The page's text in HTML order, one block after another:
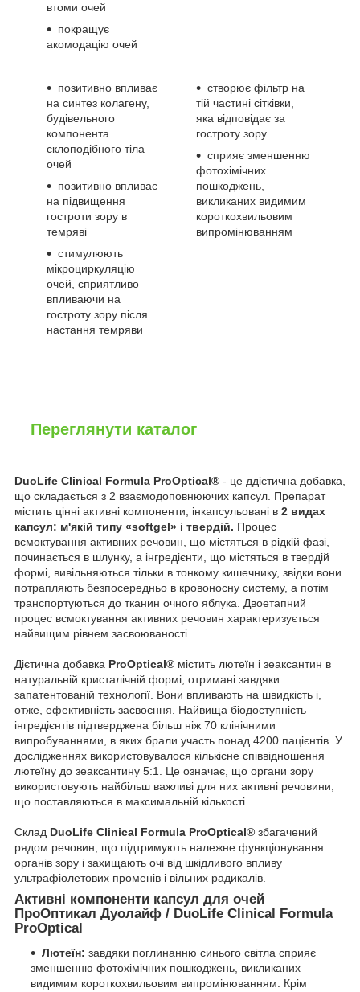
втоми очей
покращує
акомодацію очей
позитивно впливає
на синтез колагену,
будівельного
компонента
склоподібного тіла
очей
позитивно впливає
на підвищення
гостроти зору в
темряві
стимулюють
мікроциркуляцію
очей, сприятливо
впливаючи на
гостроту зору після
настання темряви
створює фільтр на
тій частині сітківки,
яка відповідає за
гостроту зору
сприяє зменшенню
фотохімічних
пошкоджень,
викликаних видимим
короткохвильовим
випромінюванням
Переглянути каталог
DuoLife Clinical Formula ProOptical® - це ддієтична добавка,
що складається з 2 взаємодоповнюючих капсул. Препарат
містить цінні активні компоненти, інкапсульовані в 2 видах
капсул: м'якій типу «softgel» і твердій. Процес
всмоктування активних речовин, що містяться в рідкій фазі,
починається в шлунку, а інгредієнти, що містяться в твердій
формі, вивільняються тільки в тонкому кишечнику, звідки вони
потрапляють безпосередньо в кровоносну систему, а потім
транспортуються до тканин очного яблука. Двоетапний
процес всмоктування активних речовин характеризується
найвищим рівнем засвоюваності.
Дієтична добавка ProOptical® містить лютеїн і зеаксантин в
натуральній кристалічній формі, отримані завдяки
запатентованій технології. Вони впливають на швидкість і,
отже, ефективність засвоєння. Найвища біодоступність
інгредієнтів підтверджена більш ніж 70 клінічними
випробуваннями, в яких брали участь понад 4200 пацієнтів. У
дослідженнях використовувалося кількісне співвідношення
лютеїну до зеаксантину 5:1. Це означає, що органи зору
використовують найбільш важливі для них активні речовини,
що поставляються в максимальній кількості.
Склад DuoLife Clinical Formula ProOptical® збагачений
рядом речовин, що підтримують належне функціонування
органів зору і захищають очі від шкідливого впливу
ультрафіолетових променів і вільних радикалів.
Активні компоненти капсул для очей
ПроОптикал Дуолайф / DuoLife Clinical Formula
ProOptical
Лютеїн: завдяки поглинанню синього світла сприяє
зменшенню фотохімічних пошкоджень, викликаних
видимим короткохвильовим випромінюванням. Крім